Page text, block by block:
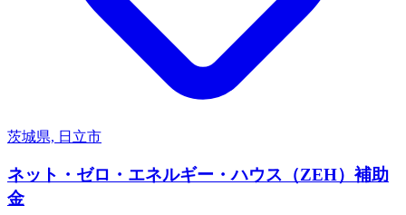
茨城県, 日立市
ネット・ゼロ・エネルギー・ハウス（ZEH）補助
金